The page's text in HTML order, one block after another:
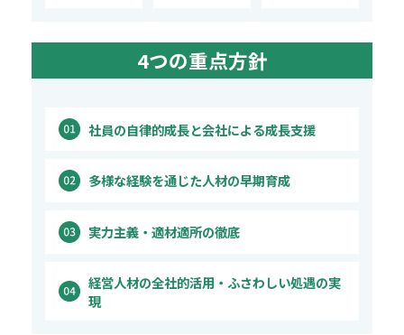
4つの重点方針
社員の自律的成長と会社による成長支援
多様な経験を通じた人材の早期育成
実力主義・ 適材適所の徹底
経営人材の全社的活用・ふさわしい処遇の実
現